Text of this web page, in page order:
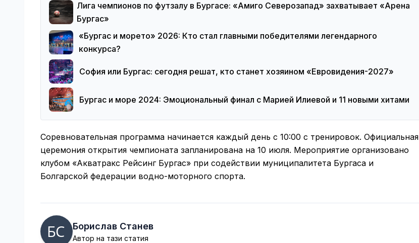
Лига чемпионов по футзалу в Бургасе: «Амиго Северозапад» захватывает «Арена
Бургас»
«Бургас и морето» 2026: Кто стал главными победителями легендарного
конкурса?
София или Бургас: сегодня решат, кто станет хозяином «Евровидения-2027»
Бургас и море 2024: Эмоциональный финал с Марией Илиевой и 11 новыми хитами
Соревновательная программа начинается каждый день с 10:00 с тренировок. Официальная
церемония открытия чемпионата запланирована на 10 июля. Мероприятие организовано
клубом «Акватракс Рейсинг Бургас» при содействии муниципалитета Бургаса и
Болгарской федерации водно-моторного спорта.
Борислав Станев
Автор на тази статия